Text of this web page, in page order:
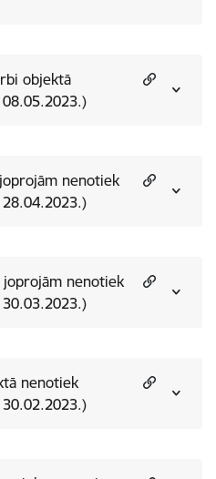
objektā
nenotiek
nenotiek
nenotiek